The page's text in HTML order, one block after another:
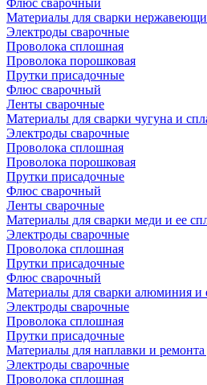
Флюс сварочный
Материалы для сварки
Электроды сварочные
Проволока сплошная
Проволока порошковая
Прутки присадочные
Флюс сварочный
Ленты сварочные
Материалы для сварки чугуна и
Электроды сварочные
Проволока сплошная
Проволока порошковая
Прутки присадочные
Флюс сварочный
Ленты сварочные
Материалы для сварки меди и ее
Электроды сварочные
Проволока сплошная
Прутки присадочные
Флюс сварочный
Материалы для сварки алюминия и
Электроды сварочные
Проволока сплошная
Прутки присадочные
Материалы для наплавки и ремонта
Электроды сварочные
Проволока сплошная